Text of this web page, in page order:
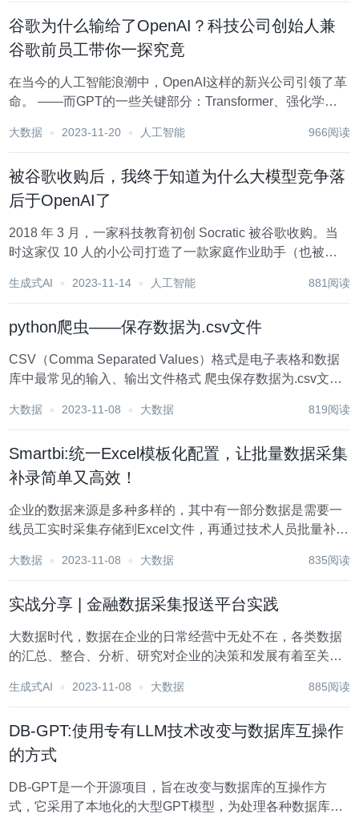
谷歌为什么输给了OpenAI？科技公司创始人兼
谷歌前员工带你一探究竟
在当今的人工智能浪潮中，OpenAI这样的新兴公司引领了革
命。 ——而GPT的一些关键部分：Transformer、强化学习
的。 那么为什么，作为科技领域巨无霸的Google，却...
大数据 2023-11-20 人工智能 966阅读
被谷歌收购后，我终于知道为什么大模型竞争落
后于OpenAI了
2018 年 3 月，一家科技教育初创 Socratic 被谷歌收购。当
时这家仅 10 人的小公司打造了一款家庭作业助手（也被国
题，助手就能帮助解答。除了数学，Socratic 还可以解决科
生成式AI 2023-11-14 人工智能 881阅读
python爬虫——保存数据为.csv文件
CSV（Comma Separated Values）格式是电子表格和数据
库中最常见的输入、输出文件格式 爬虫保存数据为.csv文件
式 csvfile = open('文件名...
大数据 2023-11-08 大数据 819阅读
Smartbi:统一Excel模板化配置，让批量数据采集
补录简单又高效！
​企业的数据来源是多种多样的，其中有一部分数据是需要一
线员工实时采集存储到Excel文件，再通过技术人员批量补录
人员不定期采集补录客户所在公司名称、客户代号、区域、
大数据 2023-11-08 大数据 835阅读
实战分享 | 金融数据采集报送平台实践
大数据时代，数据在企业的日常经营中无处不在，各类数据
的汇总、整合、分析、研究对企业的决策和发展有着至关重
用，包含数据的开采、提炼和利用。 对企业数据系统来说，
生成式AI 2023-11-08 大数据 885阅读
DB-GPT:使用专有LLM技术改变与数据库互操作
的方式
DB-GPT是一个开源项目，旨在改变与数据库的互操作方
式，它采用了本地化的大型GPT模型，为处理各种数据库相